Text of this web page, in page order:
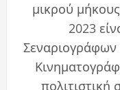
μικρού
2023
Σεναριογράφων
πολιτιστική